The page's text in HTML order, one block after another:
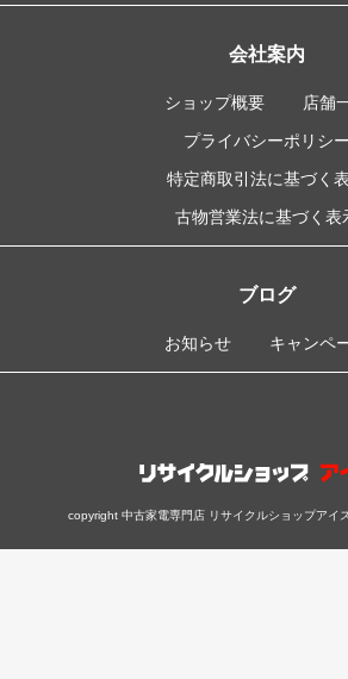
会社案内
ショップ概要
店舗
プライバシーポリシー
特定商取引法に基づく
古物営業法に基づく表
ブログ
お知らせ キャンペ
copyright 中古家電専門店 リサイクルショップアイ